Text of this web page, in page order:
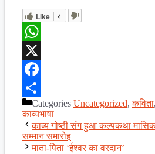
Like 4
WhatsApp
X
Facebook
ShareCategories Uncategorized,कविता,
काव्यभाषा
काव्य गोष्ठी संग हुआ कल्पकथा
सम्मान समारोह
माता-पिता ‘ईश्वर का वरदान’